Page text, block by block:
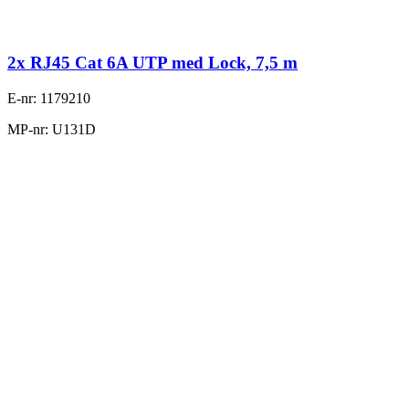
2x RJ45 Cat 6A UTP med Lock, 7,5 m
E-nr: 1179210
MP-nr: U131D